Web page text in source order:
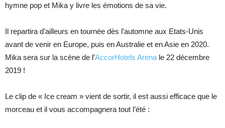
hymne pop et Mika y livre les émotions de sa vie.
Il repartira d’ailleurs en tournée dès l’automne aux Etats-Unis
avant de venir en Europe, puis en Australie et en Asie en 2020.
Mika sera sur la scène de l’AccorHotels Arena le 22 décembre
2019 !
Le clip de « Ice cream » vient de sortir, il est aussi efficace que le
morceau et il vous accompagnera tout l’été :